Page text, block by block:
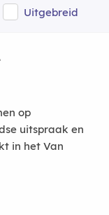
Uitgebreid
op
uitspraak en
in het Van